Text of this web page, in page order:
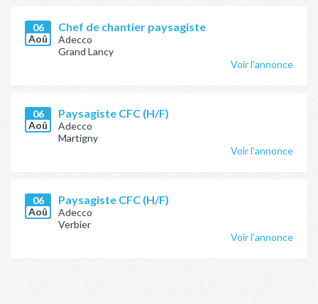
06
Aoû
Chef de chantier paysagiste
Adecco
Grand Lancy
Voir l'annonce
06
Aoû
Paysagiste CFC (H/F)
Adecco
Martigny
Voir l'annonce
06
Aoû
Paysagiste CFC (H/F)
Adecco
Verbier
Voir l'annonce